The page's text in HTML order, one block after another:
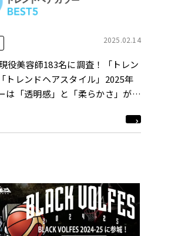
2025.02.14
役美容師183名に調査！「トレン
トレンドヘアスタイル」2025年
は「透明感」と「柔らかさ」がキ